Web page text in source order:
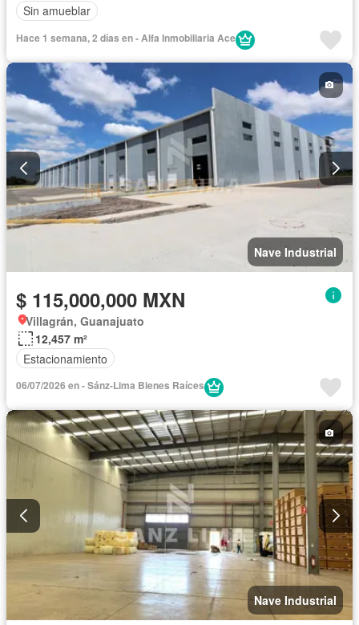
Sin amueblar
Hace 1 semana, 2 días en - Alfa Inmobiliaria Ace
Nave Industrial
$ 115,000,000 MXN
Villagrán, Guanajuato
12,457 m²
Estacionamiento
06/07/2026 en - Sánz-Lima Bienes Raíces
Nave Industrial